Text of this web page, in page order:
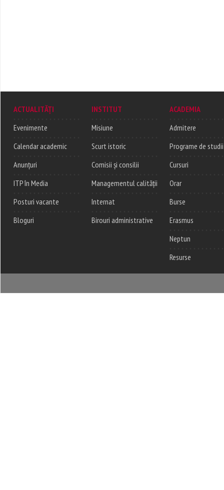
ACTUALITĂȚI
Evenimente
Calendar academic
Anunțuri
ITP în Media
Posturi vacante
Bloguri
INSTITUT
Misiune
Scurt istoric
Comisii și consilii
Managementul calității
Internat
Birouri administrative
ACADEMIA
Admitere
Programe de studii
Cursuri
Orar
Burse
Erasmus
Neptun
Resurse